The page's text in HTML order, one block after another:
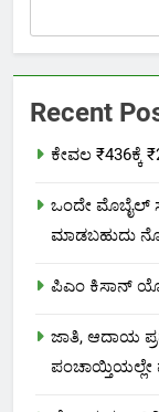
Recent
ಕೇವಲ ₹436ಕ್ಕೆ
ಒಂದೇ ಮೊಬೈಲ್
ಮಾಡಬಹುದು
ಪಿಎಂ ಕಿಸಾನ್
ಜಾತಿ, ಆದಾಯ